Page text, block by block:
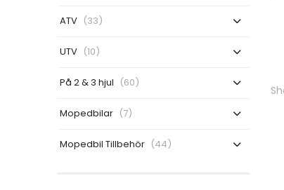
ATV (33)
UTV (10)
På 2 & 3 hjul (60)
Mopedbilar (7)
Mopedbil Tillbehör (44)